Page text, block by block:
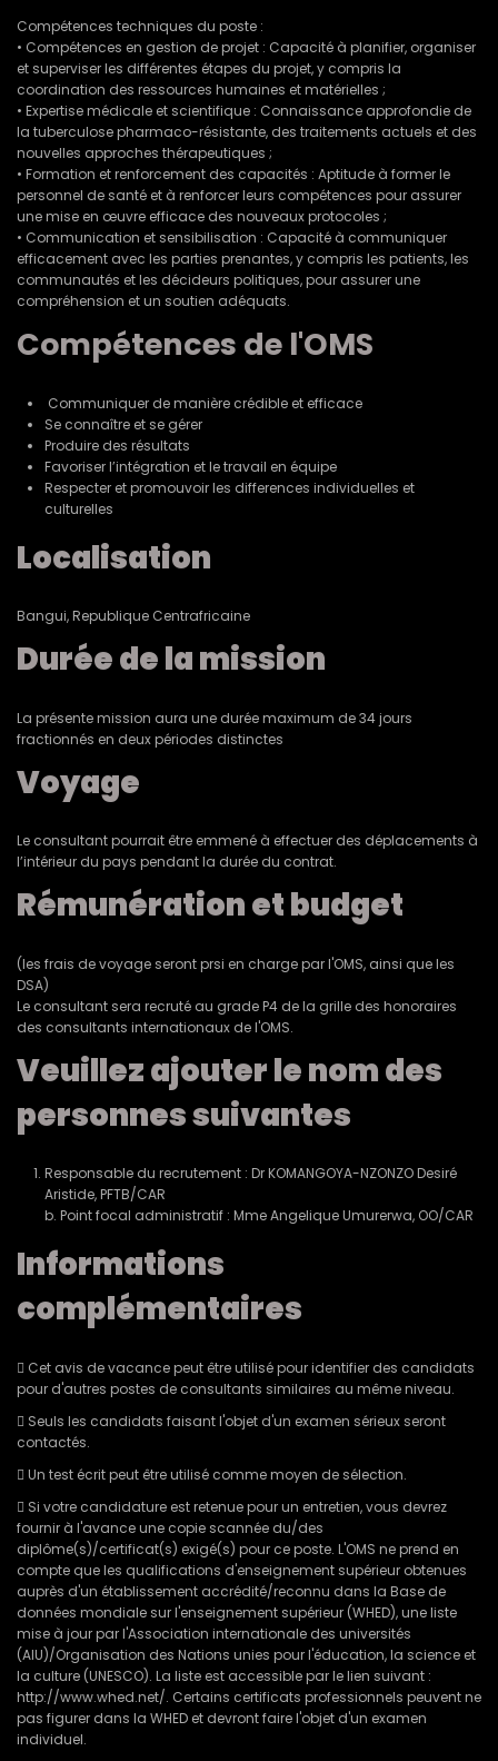
Compétences techniques du poste :
• Compétences en gestion de projet : Capacité à planifier, organiser
et superviser les différentes étapes du projet, y compris la
coordination des ressources humaines et matérielles ;
• Expertise médicale et scientifique : Connaissance approfondie de
la tuberculose pharmaco-résistante, des traitements actuels et des
nouvelles approches thérapeutiques ;
• Formation et renforcement des capacités : Aptitude à former le
personnel de santé et à renforcer leurs compétences pour assurer
une mise en œuvre efficace des nouveaux protocoles ;
• Communication et sensibilisation : Capacité à communiquer
efficacement avec les parties prenantes, y compris les patients, les
communautés et les décideurs politiques, pour assurer une
compréhension et un soutien adéquats.
Compétences de l'OMS
Communiquer de manière crédible et efficace
Se connaître et se gérer
Produire des résultats
Favoriser l’intégration et le travail en équipe
Respecter et promouvoir les differences individuelles et
culturelles
Localisation
Bangui, Republique Centrafricaine
Durée de la mission
La présente mission aura une durée maximum de 34 jours
fractionnés en deux périodes distinctes
Voyage
Le consultant pourrait être emmené à effectuer des déplacements à
l’intérieur du pays pendant la durée du contrat.
Rémunération et budget
(les frais de voyage seront prsi en charge par l'OMS, ainsi que les
DSA)
Le consultant sera recruté au grade P4 de la grille des honoraires
des consultants internationaux de l'OMS.
Veuillez ajouter le nom des
personnes suivantes
Responsable du recrutement : Dr KOMANGOYA-NZONZO Desiré
Aristide, PFTB/CAR
b. Point focal administratif : Mme Angelique Umurerwa, OO/CAR
Informations
complémentaires
 Cet avis de vacance peut être utilisé pour identifier des candidats
pour d'autres postes de consultants similaires au même niveau.
 Seuls les candidats faisant l'objet d'un examen sérieux seront
contactés.
 Un test écrit peut être utilisé comme moyen de sélection.
 Si votre candidature est retenue pour un entretien, vous devrez
fournir à l'avance une copie scannée du/des
diplôme(s)/certificat(s) exigé(s) pour ce poste. L'OMS ne prend en
compte que les qualifications d'enseignement supérieur obtenues
auprès d'un établissement accrédité/reconnu dans la Base de
données mondiale sur l'enseignement supérieur (WHED), une liste
mise à jour par l'Association internationale des universités
(AIU)/Organisation des Nations unies pour l'éducation, la science et
la culture (UNESCO). La liste est accessible par le lien suivant :
http://www.whed.net/. Certains certificats professionnels peuvent ne
pas figurer dans la WHED et devront faire l'objet d'un examen
individuel.